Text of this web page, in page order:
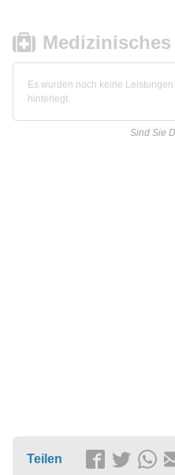
Es wurden noch keine
hinterlegt.
Sind Sie
Teilen